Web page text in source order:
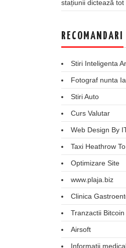
stațiunii dictează tot
RECOMANDARI
Stiri Inteligenta
Fotograf nunta
Stiri Auto
Curs Valutar
Web Design By
Taxi Heathrow
Optimizare Site
www.plaja.biz
Clinica
Tranzactii Bitcoin
Airsoft
Informatii